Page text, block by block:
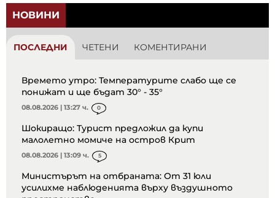
НОВИНИ
ПОСЛЕДНИ ЧЕТЕНИ КОМЕНТИРАНИ
Времето утро: Температурите слабо ще се
понижат и ще бъдат 30° - 35°
08.08.2026 | 13:27 ч. 0
Шокиращо: Турист предложил да купи
малолетно момиче на остров Крит
08.08.2026 | 13:09 ч. 5
Министърът на отбраната: От 31 юли
усилихме наблюденията върху въздушното